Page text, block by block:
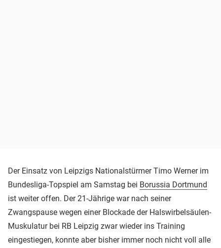
Der Einsatz von Leipzigs Nationalstürmer Timo Werner im
Bundesliga-Topspiel am Samstag bei Borussia Dortmund
ist weiter offen. Der 21-Jährige war nach seiner
Zwangspause wegen einer Blockade der Halswirbelsäulen-
Muskulatur bei RB Leipzig zwar wieder ins Training
eingestiegen, konnte aber bisher immer noch nicht voll alle